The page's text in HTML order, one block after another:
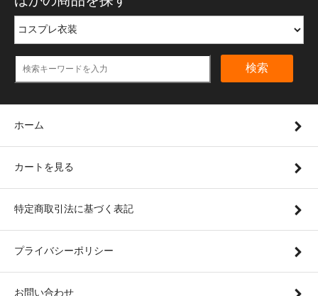
検索
ホーム
カートを見る
特定商取引法に基づく表記
プライバシーポリシー
お問い合わせ